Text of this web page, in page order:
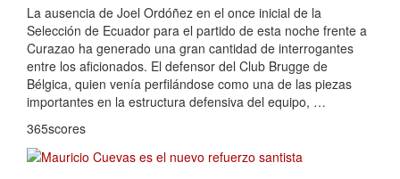
La ausencia de Joel Ordóñez en el once inicial de la
Selección de Ecuador para el partido de esta noche frente a
Curazao ha generado una gran cantidad de interrogantes
entre los aficionados. El defensor del Club Brugge de
Bélgica, quien venía perfilándose como una de las piezas
importantes en la estructura defensiva del equipo, …
365scores